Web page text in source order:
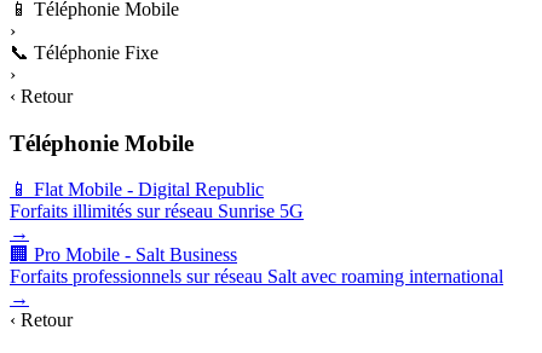
📱 Téléphonie Mobile
›
📞 Téléphonie Fixe
›
‹ Retour
Téléphonie Mobile
📱 Flat Mobile - Digital Republic
Forfaits illimités sur réseau Sunrise 5G
→
🏢 Pro Mobile - Salt Business
Forfaits professionnels sur réseau Salt avec roaming international
→
‹ Retour